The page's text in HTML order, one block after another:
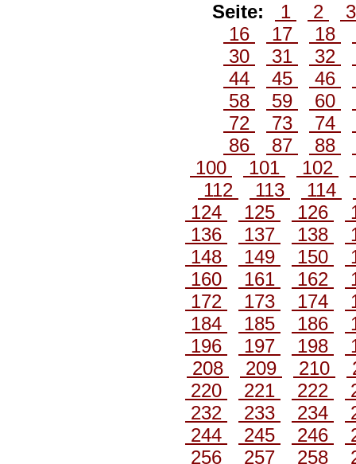
Seite: 1 2
16
17 18
30
31 32
44
45 46
58
59 60
72
73 74
86
87 88
100
101 102
112
113 114
124
125 126
136
137 138
148
149 150
160
161 162
172
173 174
184
185 186
196
197 198
208
209 210
220
221 222
232
233 234
244
245 246
256
257 258